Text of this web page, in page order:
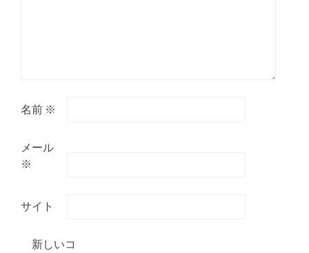
名前 ※
メール
※
サイト
新しいコ